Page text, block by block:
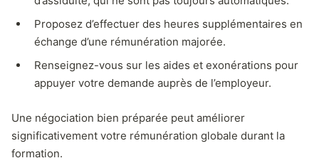
Proposez d’effectuer des heures supplémentaires en
échange d’une rémunération majorée.
Renseignez-vous sur les aides et exonérations pour
appuyer votre demande auprès de l’employeur.
Une négociation bien préparée peut améliorer
significativement votre rémunération globale durant la
formation.